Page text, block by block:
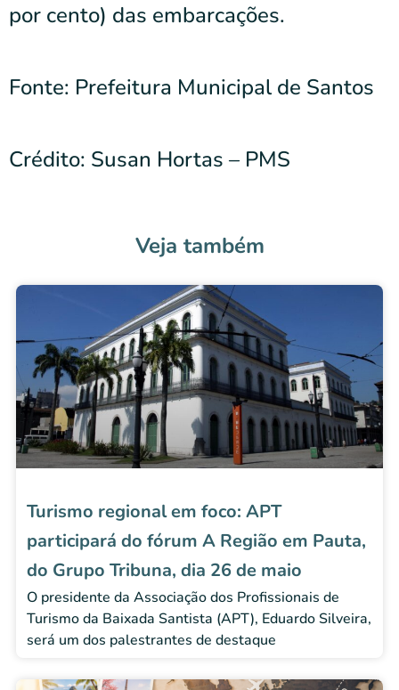
por cento) das embarcações.
Fonte: Prefeitura Municipal de Santos
Crédito: Susan Hortas – PMS
Veja também
Turismo regional em foco: APT
participará do fórum A Região em Pauta,
do Grupo Tribuna, dia 26 de maio
O presidente da Associação dos Profissionais de
Turismo da Baixada Santista (APT), Eduardo Silveira,
será um dos palestrantes de destaque